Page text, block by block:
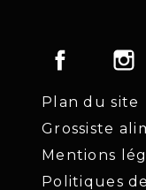
Facebook
Plan du site
Grossiste
Mentions
Politiques